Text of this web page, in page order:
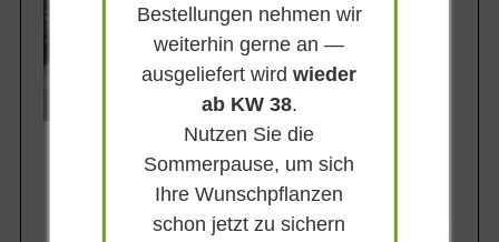
Dunkelgrün
Standort
Lieferbar
Bestellungen nehmen wir
weiterhin gerne an —
ausgeliefert wirdwieder
ab KW 38.
Nutzen Sie die
Sommerpause, um sich
Ihre Wunschpflanzen
schon jetzt zu sichern